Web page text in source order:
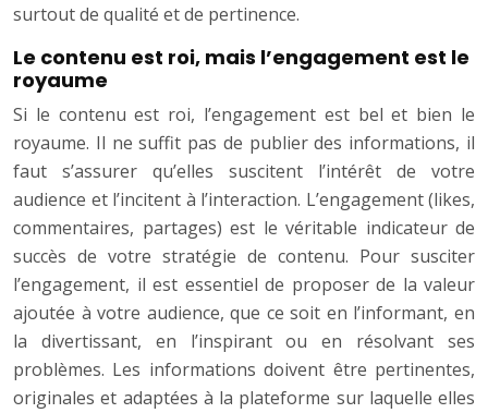
surtout de qualité et de pertinence.
Le contenu est roi, mais l’engagement est le
royaume
Si le contenu est roi, l’engagement est bel et bien le
royaume. Il ne suffit pas de publier des informations, il
faut s’assurer qu’elles suscitent l’intérêt de votre
audience et l’incitent à l’interaction. L’engagement (likes,
commentaires, partages) est le véritable indicateur de
succès de votre stratégie de contenu. Pour susciter
l’engagement, il est essentiel de proposer de la valeur
ajoutée à votre audience, que ce soit en l’informant, en
la divertissant, en l’inspirant ou en résolvant ses
problèmes. Les informations doivent être pertinentes,
originales et adaptées à la plateforme sur laquelle elles